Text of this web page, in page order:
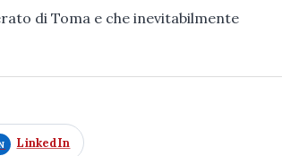
di Toma e che inevitabilmente
LinkedIn